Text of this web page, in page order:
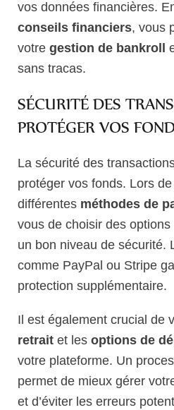
vos données financières.
conseils financiers, vous
votre gestion de bankroll
sans tracas.
SÉCURITÉ DES
PROTÉGER VOS
La sécurité des
protéger vos fonds. Lors de
différentes méthodes de
vous de choisir des
un bon niveau de sécurité.
comme PayPal ou Stripe
protection supplémentaire.
Il est également crucial de
retrait et les options de
votre plateforme. Un
permet de mieux gérer
et d’éviter les erreurs